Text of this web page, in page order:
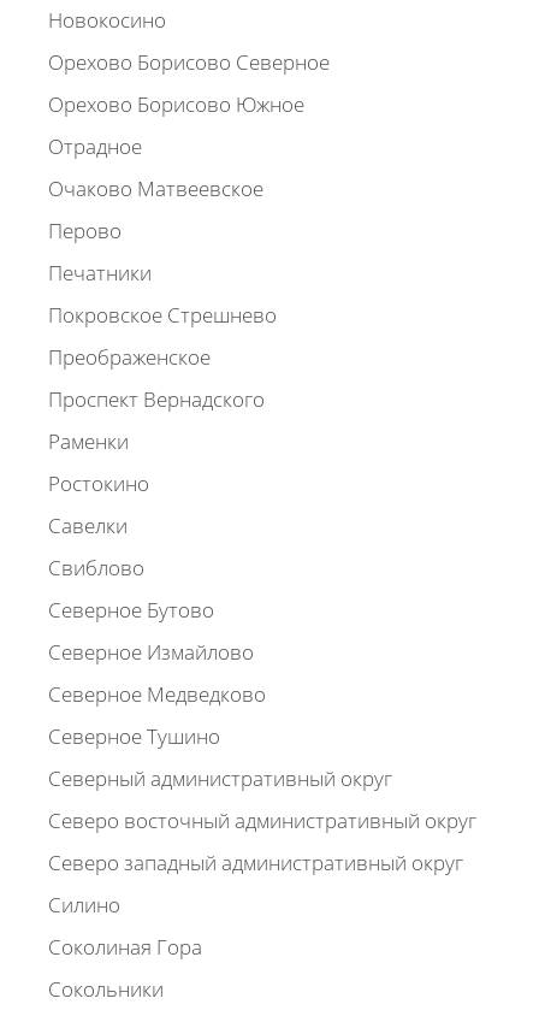
Новокосино
Орехово Борисово Северное
Орехово Борисово Южное
Отрадное
Очаково Матвеевское
Перово
Печатники
Покровское Стрешнево
Преображенское
Проспект Вернадского
Раменки
Ростокино
Савелки
Свиблово
Северное Бутово
Северное Измайлово
Северное Медведково
Северное Тушино
Северный административный округ
Северо восточный административный округ
Северо западный административный округ
Силино
Соколиная Гора
Сокольники